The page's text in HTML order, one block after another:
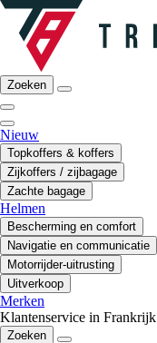
Zoeken
Nieuw
Topkoffers & koffers
Zijkoffers / zijbagage
Zachte bagage
Helmen
Bescherming en comfort
Navigatie en communicatie
Motorrijder-uitrusting
Uitverkoop
Merken
Klantenservice in Frankrijk
Zoeken